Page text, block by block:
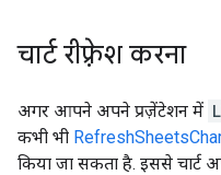
चार्ट रीफ़्रेश करना
अगर आपने अपने प्रज़ेंटेशन में
कभी भी
किया जा सकता है. इससे चार्ट